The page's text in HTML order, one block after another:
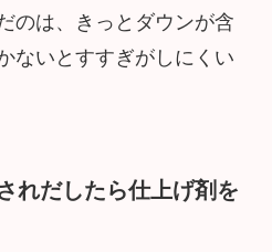
のは、きっとダウンが含
ないとすすぎがしにくい
れだしたら仕上げ剤を